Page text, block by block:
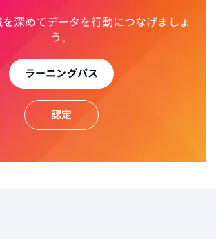
深めてデータを行動につなげましょ
う。
ラーニングパス
認定